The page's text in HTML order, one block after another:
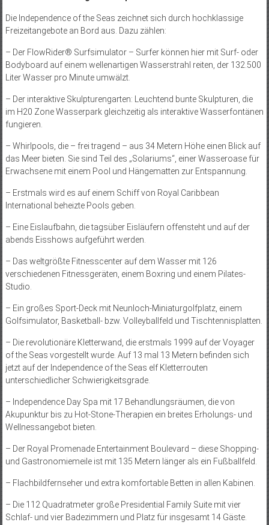
Die Independence of the Seas zeichnet sich durch hochklassige
Freizeitangebote an Bord aus. Dazu zählen:
– Der FlowRider® Surfsimulator – Surfer können hier mit Surf- oder
Bodyboard auf einem wellenartigen Wasserstrahl reiten, der 132.500
Liter Wasser pro Minute umwälzt.
– Der interaktive Skulpturengarten: Leuchtend bunte Skulpturen, die
im H20 Zone Wasserpark gleichzeitig als interaktive Wasserfontänen
fungieren.
– Whirlpools, die – frei tragend – aus 34 Metern Höhe einen Blick auf
das Meer bieten. Sie sind Teil des „Solariums“, einer Wasseroase für
Erwachsene mit einem Pool und Hängematten zur Entspannung.
– Erstmals wird es auf einem Schiff von Royal Caribbean
International beheizte Pools geben.
– Eine Eislaufbahn, die tagsüber Eisläufern offensteht und auf der
abends Eisshows aufgeführt werden.
– Das weltgrößte Fitness­center auf dem Wasser mit 126
verschiedenen Fitnessgeräten, einem Boxring und einem Pilates-
Studio.
– Ein großes Sport-Deck mit Neunloch-Miniaturgolfplatz, einem
Golfsimulator, Basketball- bzw. Volleyballfeld und Tischtennisplatten.
– Die revolutionäre Kletterwand, die erstmals 1999 auf der Voyager
of the Seas vorgestellt wurde. Auf 13 mal 13 Metern befinden sich
jetzt auf der Independence of the Seas elf Kletterrouten
unterschiedlicher Schwierigkeitsgrade.
– Independence Day Spa mit 17 Behandlungsräumen, die von
Akupunktur bis zu Hot-Stone-Therapien ein breites Erholungs- und
Wellness­angebot bieten.
– Der Royal Promenade Entertainment Boulevard – diese Shopping-
und Gastronomiemeile ist mit 135 Metern länger als ein Fußballfeld.
– Flachbildfernseher und extra komfortable Betten in allen Kabinen.
– Die 112 Quadratmeter große Presidential Family Suite mit vier
Schlaf- und vier Badezimmern und Platz für insgesamt 14 Gäste.